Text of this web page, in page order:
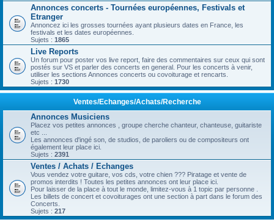
Annonces concerts - Tournées européennes, Festivals et
Etranger
Annoncez ici les grosses tournées ayant plusieurs dates en France, les
festivals et les dates européennes.
Sujets : 1865
Live Reports
Un forum pour poster vos live report, faire des commentaires sur ceux qui sont
postés sur VS et parler des concerts en general. Pour les concerts à venir,
utiliser les sections Annonces concerts ou covoiturage et rencarts.
Sujets : 1730
Ventes/Echanges/Achats/Recherche
Annonces Musiciens
Placez vos petites annonces , groupe cherche chanteur, chanteuse, guitariste
etc ...
Les annonces d'ingé son, de studios, de paroliers ou de compositeurs ont
également leur place ici.
Sujets : 2391
Ventes / Achats / Echanges
Vous vendez votre guitare, vos cds, votre chien ??? Piratage et vente de
promos interdits ! Toutes les petites annonces ont leur place ici.
Pour laisser de la place à tout le monde, limitez-vous à 1 topic par personne .
Les billets de concert et covoiturages ont une section à part dans le forum des
Concerts.
Sujets : 217